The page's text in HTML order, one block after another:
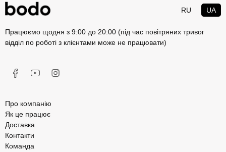
RU UA
Працюємо щодня з 9:00 до 20:00 (під час повітряних тривог
відділ по роботі з клієнтами може не працювати)
Про компанію
Як це працює
Доставка
Контакти
Команда